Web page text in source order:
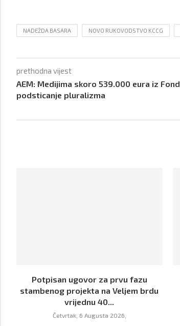
NADEŽDA BASARA NOVO RUKOVODSTVO KCCG
prethodna vijest
AEM: Medijima skoro 539.000 eura iz
podsticanje pluralizma
Potpisan ugovor za prvu fazu
stambenog projekta na Veljem brdu
vrijednu 40...
Četvrtak, 6 Augusta 2026,